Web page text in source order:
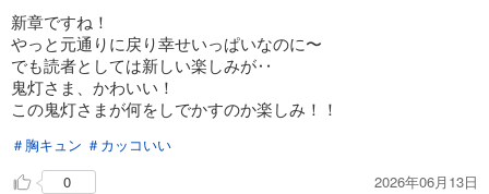
新章ですね！
やっと元通りに戻り幸せいっぱいなのに〜
でも読者としては新しい楽しみが‥
鬼灯さま、かわいい！
この鬼灯さまが何をしでかすのか楽しみ！！
＃胸キュン ＃カッコいい
0
2026年06月13日